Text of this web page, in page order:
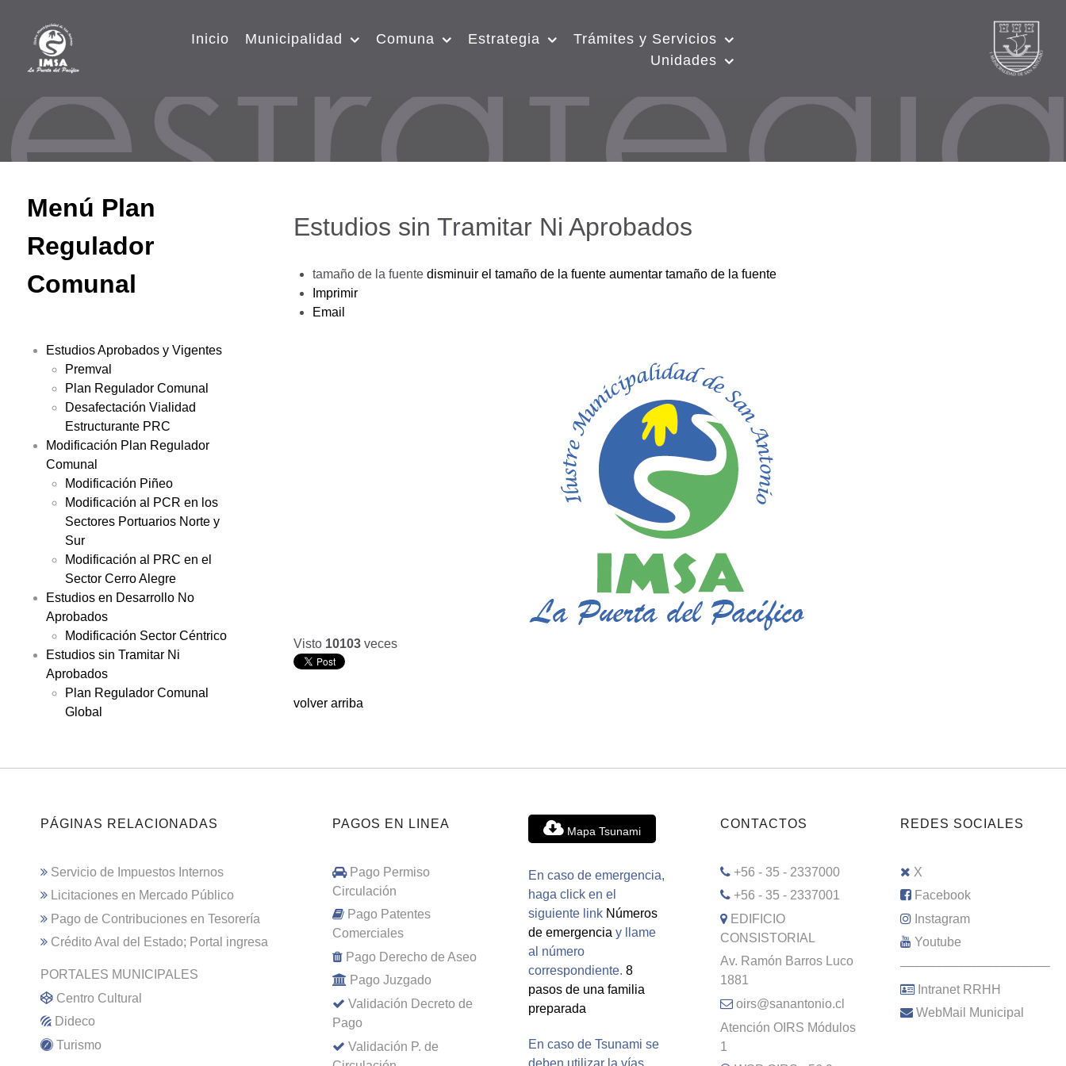
Inicio Municipalidad Comuna Estrategia
Trámites y Servicios
Unidades
Menú Plan
Regulador
Comunal
Estudios Aprobados y Vigentes
Premval
Plan Regulador Comunal
Desafectación Vialidad
Estructurante PRC
Modificación Plan Regulador
Comunal
Modificación Piñeo
Modificación al PCR en los
Sectores Portuarios Norte y
Sur
Modificación al PRC en el
Sector Cerro Alegre
Estudios en Desarrollo No
Aprobados
Modificación Sector Céntrico
Estudios sin Tramitar Ni
Aprobados
Plan Regulador Comunal
Global
Estudios sin Tramitar Ni Aprobados
tamaño de la fuente disminuir el tamaño de la fuente aumentar tamaño de la fuente
Imprimir
Email
Visto 10103 veces
volver arriba
PÁGINAS RELACIONADAS
Servicio de Impuestos Internos
Licitaciones en Mercado Público
Pago de Contribuciones en Tesorería
Crédito Aval del Estado; Portal ingresa
PORTALES MUNICIPALES
Centro Cultural
Dideco
Turismo
PAGOS EN LINEA
Pago Permiso
Circulación
Pago Patentes
Comerciales
Pago Derecho de Aseo
Pago Juzgado
Validación Decreto de
Pago
Validación P. de
Mapa Tsunami
En caso de emergencia,
haga click en el
siguiente link Números
de emergencia y llame
al número
correspondiente. 8
pasos de una familia
preparada
En caso de Tsunami se
deben utilizar la vías
CONTACTOS
+56 - 35 - 2337000
+56 - 35 - 2337001
EDIFICIO
CONSISTORIAL
Av. Ramón Barros Luco
1881
oirs@sanantonio.cl
Atención OIRS Módulos
1
REDES SOCIALES
X
Facebook
Instagram
Youtube
–––––––––––––––––––––
Intranet RRHH
WebMail Municipal